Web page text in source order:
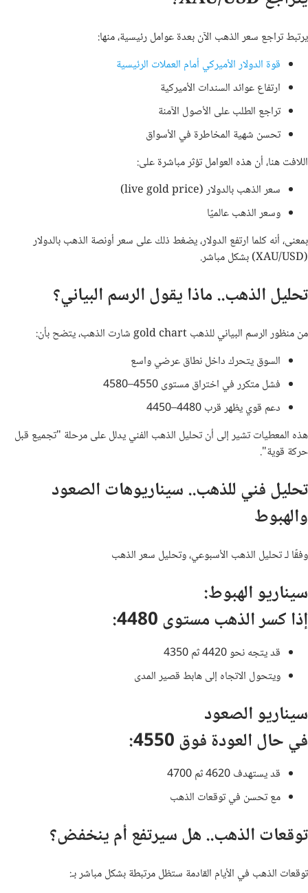
يرتبط تراجع سعر الذهب الآن بعدة عوامل رئيسية، منها:
قوة الدولار الأميركي أمام العملات الرئيسية
ارتفاع عوائد السندات الأميركية
تراجع الطلب على الأصول الآمنة
تحسن شهية المخاطرة في الأسواق
اللافت هنا، أن هذه العوامل تؤثر مباشرة على:
سعر الذهب بالدولار (live gold price)
وسعر الذهب عالميًا
بمعنى، أنه كلما ارتفع الدولار، يضغط ذلك على سعر أونصة الذهب بالدولار
(XAU/USD) بشكل مباشر.
تحليل الذهب.. ماذا يقول الرسم البياني؟
من منظور الرسم البياني للذهب gold chart شارت الذهب، يتضح بأن:
السوق يتحرك داخل نطاق عرضي واسع
فشل متكرر في اختراق مستوى 4550–4580
دعم قوي يظهر قرب 4480–4450
هذه المعطيات تشير إلى أن تحليل الذهب الفني يدلل على مرحلة "تجميع قبل
حركة قوية".
تحليل فني للذهب.. سيناريوهات الصعود
والهبوط
وفقًا لـ تحليل الذهب الأسبوعي، وتحليل سعر الذهب
سيناريو الهبوط:
إذا كسر الذهب مستوى 4480:
قد يتجه نحو 4420 ثم 4350
ويتحول الاتجاه إلى هابط قصير المدى
سيناريو الصعود
في حال العودة فوق 4550:
قد يستهدف 4620 ثم 4700
مع تحسن في توقعات الذهب
توقعات الذهب.. هل سيرتفع أم ينخفض؟
توقعات الذهب في الأيام القادمة ستظل مرتبطة بشكل مباشر بـ: